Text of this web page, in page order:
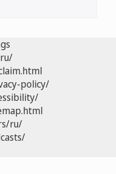
policy/
ru/